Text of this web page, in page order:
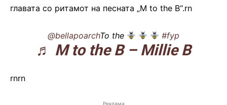
главата со ритамот на песната „M to the B“.rn
@bellapoarchTo the #fyp
♬ M to the B – Millie B
rnrn
Реклама